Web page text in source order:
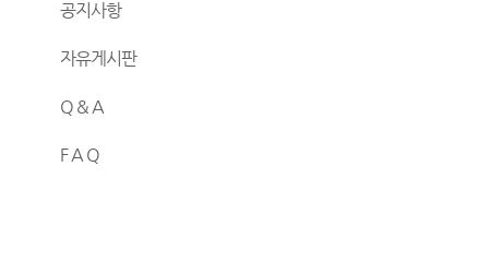
공지사항
자유게시판
Q & A
F A Q